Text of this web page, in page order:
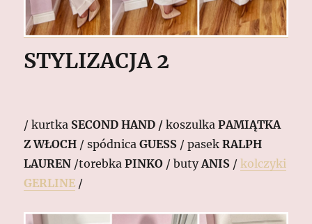
STYLIZACJA 2
/ kurtka SECOND HAND / koszulkaPAMIĄTKA
Z WŁOCH / spódnicaGUESS / pasek RALPH
LAUREN /torebkaPINKO / butyANIS /kolczyki
GERLINE /